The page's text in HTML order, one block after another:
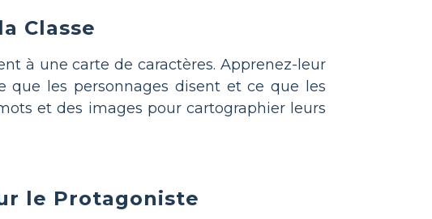
Classe
à une carte de caractères. Apprenez-leur
que les personnages disent et ce que les
et des images pour cartographier leurs
le Protagoniste